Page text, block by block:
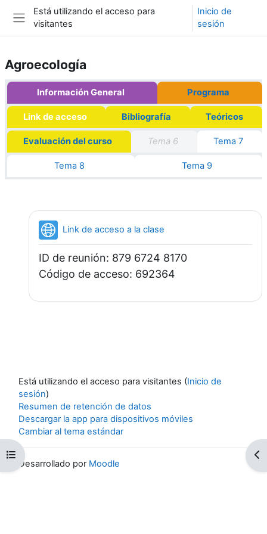
Salta al contenido principal
Panel lateral
Está utilizando el acceso para
visitantes
Inicio de
sesión
Abrir índice de cursos
Agroecología
Esquema del tema
Información General Programa
Link de acceso Bibliografía Teóricos
Evaluación del curso Tema 6 Tema 7
Tema 8 Tema 9
Link de acceso a la clase
ID de reunión: 879 6724 8170
Código de acceso: 692364
Está utilizando el acceso para visitantes (Inicio de
sesión)
Resumen de retención de datos
Descargar la app para dispositivos móviles
Cambiar al tema estándar
Desarrollado por Moodle